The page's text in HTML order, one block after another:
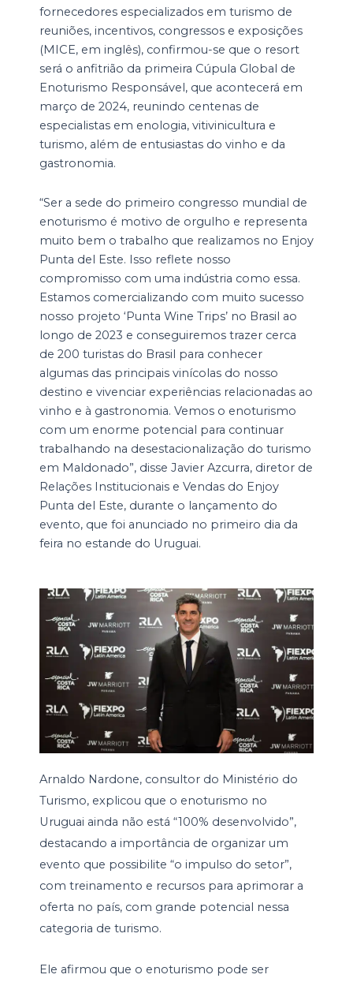
fornecedores especializados em turismo de
reuniões, incentivos, congressos e exposições
(MICE, em inglês), confirmou-se que o resort
será o anfitrião da primeira Cúpula Global de
Enoturismo Responsável, que acontecerá em
março de 2024, reunindo centenas de
especialistas em enologia, vitivinicultura e
turismo, além de entusiastas do vinho e da
gastronomia.
“Ser a sede do primeiro congresso mundial de
enoturismo é motivo de orgulho e representa
muito bem o trabalho que realizamos no Enjoy
Punta del Este. Isso reflete nosso
compromisso com uma indústria como essa.
Estamos comercializando com muito sucesso
nosso projeto ‘Punta Wine Trips’ no Brasil ao
longo de 2023 e conseguiremos trazer cerca
de 200 turistas do Brasil para conhecer
algumas das principais vinícolas do nosso
destino e vivenciar experiências relacionadas ao
vinho e à gastronomia. Vemos o enoturismo
com um enorme potencial para continuar
trabalhando na desestacionalização do turismo
em Maldonado”, disse Javier Azcurra, diretor de
Relações Institucionais e Vendas do Enjoy
Punta del Este, durante o lançamento do
evento, que foi anunciado no primeiro dia da
feira no estande do Uruguai.
Arnaldo Nardone, consultor do Ministério do
Turismo, explicou que o enoturismo no
Uruguai ainda não está “100% desenvolvido”,
destacando a importância de organizar um
evento que possibilite “o impulso do setor”,
com treinamento e recursos para aprimorar a
oferta no país, com grande potencial nessa
categoria de turismo.
Ele afirmou que o enoturismo pode ser